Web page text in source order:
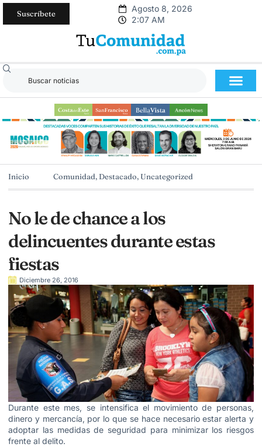
Suscríbete
Agosto 8, 2026
2:07 AM
Inicio Comunidad, Destacado,Uncategorized
No le de chance a los
delincuentes durante estas
fiestas
Diciembre 26, 2016
Durante este mes, se intensifica el movimiento de personas,
dinero y mercancía, por lo que se hace necesario estar alerta y
adoptar las medidas de seguridad para minimizar los riesgos
frente al delito.